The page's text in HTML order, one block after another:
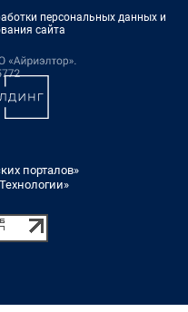
персональных данных и
сайта
порталов»